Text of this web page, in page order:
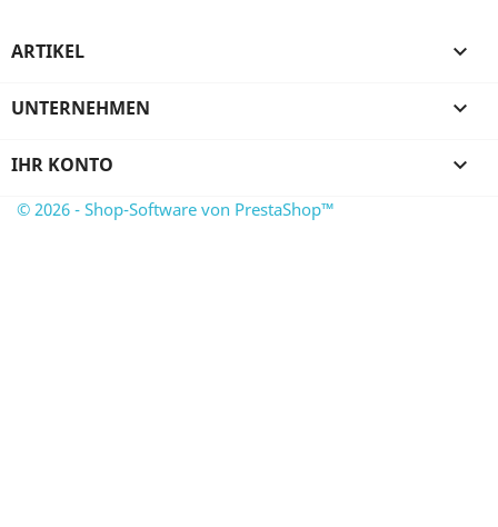
ARTIKEL 
UNTERNEHMEN 
IHR KONTO 
© 2026 - Shop-Software von PrestaShop™